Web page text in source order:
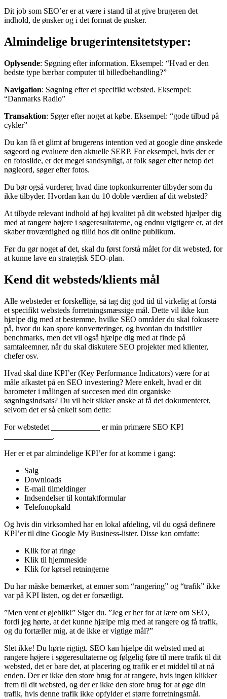
Dit job som SEO’er er at være i stand til at give brugeren det
indhold, de ønsker og i det format de ønsker.
Almindelige brugerintensitetstyper:
Oplysende: Søgning efter information. Eksempel: “Hvad er den
bedste type bærbar computer til billedbehandling?”
Navigation: Søgning efter et specifikt websted. Eksempel:
“Danmarks Radio”
Transaktion: Søger efter noget at købe. Eksempel: “gode tilbud på
cykler”
Du kan få et glimt af brugerens intention ved at google dine ønskede
søgeord og evaluere den aktuelle SERP. For eksempel, hvis der er
en fotoslide, er det meget sandsynligt, at folk søger efter netop det
nøgleord, søger efter fotos.
Du bør også vurderer, hvad dine topkonkurrenter tilbyder som du
ikke tilbyder. Hvordan kan du 10 doble værdien af dit websted?
At tilbyde relevant indhold af høj kvalitet på dit websted hjælper dig
med at rangere højere i søgeresultaterne, og endnu vigtigere er, at det
skaber troværdighed og tillid hos dit online publikum.
Før du gør noget af det, skal du først forstå målet for dit websted, for
at kunne lave en strategisk SEO-plan.
Kend dit websteds/klients mål
Alle websteder er forskellige, så tag dig god tid til virkelig at forstå
et specifikt websteds forretningsmæssige mål. Dette vil ikke kun
hjælpe dig med at bestemme, hvilke SEO områder du skal fokusere
på, hvor du kan spore konverteringer, og hvordan du indstiller
benchmarks, men det vil også hjælpe dig med at finde på
samtaleemner, når du skal diskutere SEO projekter med klienter,
chefer osv.
Hvad skal dine KPI’er (Key Performance Indicators) være for at
måle afkastet på en SEO investering? Mere enkelt, hvad er dit
barometer i målingen af succesen med din organiske
søgningsindsats? Du vil helt sikker ønske at få det dokumenteret,
selvom det er så enkelt som dette:
For webstedet ____________ er min primære SEO KPI
____________.
Her er et par almindelige KPI’er for at komme i gang:
Salg
Downloads
E-mail tilmeldinger
Indsendelser til kontaktformular
Telefonopkald
Og hvis din virksomhed har en lokal afdeling, vil du også definere
KPI’er til dine Google My Business-lister. Disse kan omfatte:
Klik for at ringe
Klik til hjemmeside
Klik for kørsel retningerne
Du har måske bemærket, at emner som “rangering” og “trafik” ikke
var på KPI listen, og det er forsætligt.
”Men vent et øjeblik!” Siger du. ”Jeg er her for at lære om SEO,
fordi jeg hørte, at det kunne hjælpe mig med at rangere og få trafik,
og du fortæller mig, at de ikke er vigtige mål?”
Slet ikke! Du hørte rigtigt. SEO kan hjælpe dit websted med at
rangere højere i søgeresultaterne og følgelig føre til mere trafik til dit
websted, det er bare det, at placering og trafik er et middel til at nå
enden. Der er ikke den store brug for at rangere, hvis ingen klikker
frem til dit websted, og der er ikke den store brug for at øge din
trafik, hvis denne trafik ikke opfylder et større forretningsmål.